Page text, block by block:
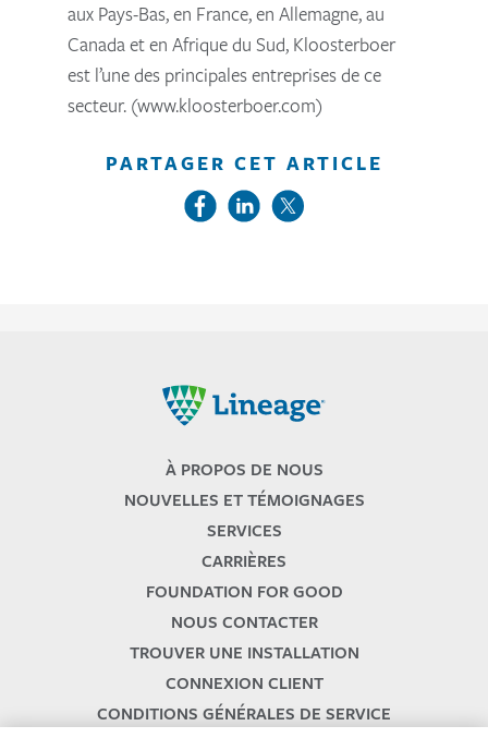
aux Pays-Bas, en France, en Allemagne, au
Canada et en Afrique du Sud, Kloosterboer
est l’une des principales entreprises de ce
secteur. (www.kloosterboer.com)
PARTAGER CET ARTICLE
À PROPOS DE NOUS
NOUVELLES ET TÉMOIGNAGES
SERVICES
CARRIÈRES
FOUNDATION FOR GOOD
NOUS CONTACTER
TROUVER UNE INSTALLATION
CONNEXION CLIENT
CONDITIONS GÉNÉRALES DE SERVICE